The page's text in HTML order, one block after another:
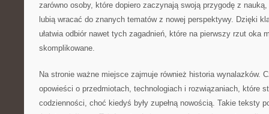
zarówno osoby, które dopiero zaczynają swoją przygodę z
lubią wracać do znanych tematów z nowej perspektywy. Dzięki
ułatwia odbiór nawet tych zagadnień, które na pierwszy rzut oka
skomplikowane.
Na stronie ważne miejsce zajmuje również historia wynalazków.
opowieści o przedmiotach, technologiach i rozwiązaniach, które
codzienności, choć kiedyś były zupełną nowością. Takie teksty